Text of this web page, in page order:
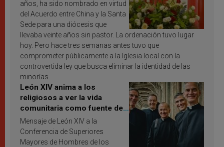
años, ha sido nombrado en virtud
del Acuerdo entre China y la Santa
Sede para una diócesis que
llevaba veinte años sin pastor. La ordenación tuvo lugar
hoy. Pero hace tres semanas antes tuvo que
comprometer públicamente a la Iglesia local con la
controvertida ley que busca eliminar la identidad de las
minorías.
León XIV anima a los
religiosos a ver la vida
comunitaria como fuente de
inspiración y santificación
Mensaje de León XIV a la
Conferencia de Superiores
Mayores de Hombres de los